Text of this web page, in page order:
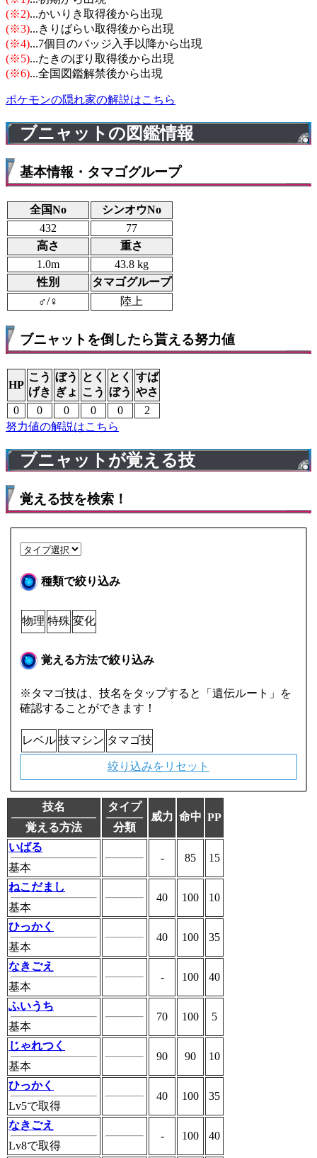
(※2)...かいりき取得後から出現
(※3)...きりばらい取得後から出現
(※4)...7個目のバッジ入手以降から出現
(※5)...たきのぼり取得後から出現
(※6)...全国図鑑解禁後から出現
ポケモンの隠れ家の解説はこちら
ブニャットの図鑑情報
基本情報・タマゴグループ
全国No
シンオウNo
432
77
高さ
重さ
1.0m
43.8 kg
性別
タマゴグループ
♂/♀
陸上
ブニャットを倒したら貰える努力値
HP
こう
げき
ぼう
ぎょ
とく
こう
とく
ぼう
すば
やさ
0
0 0 0 0
2
努力値の解説はこちら
ブニャットが覚える技
覚える技を検索！
種類で絞り込み
物理 特殊 変化
覚える方法で絞り込み
※タマゴ技は、技名をタップすると「遺伝ルート」を
確認することができます！
レベル 技マシン タマゴ技
絞り込みをリセット
技名
覚える方法
タイプ
分類
威力 命中 PP
いばる
基本
- 85 15
ねこだまし
基本
40 100 10
ひっかく
基本
40 100 35
なきごえ
基本
- 100 40
ふいうち
基本
70 100 5
じゃれつく
基本
90 90 10
ひっかく
Lv5で取得
40 100 35
なきごえ
Lv8で取得
- 100 40